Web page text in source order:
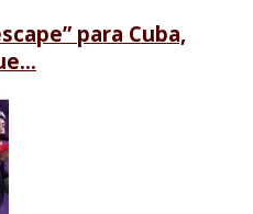
para Cuba,